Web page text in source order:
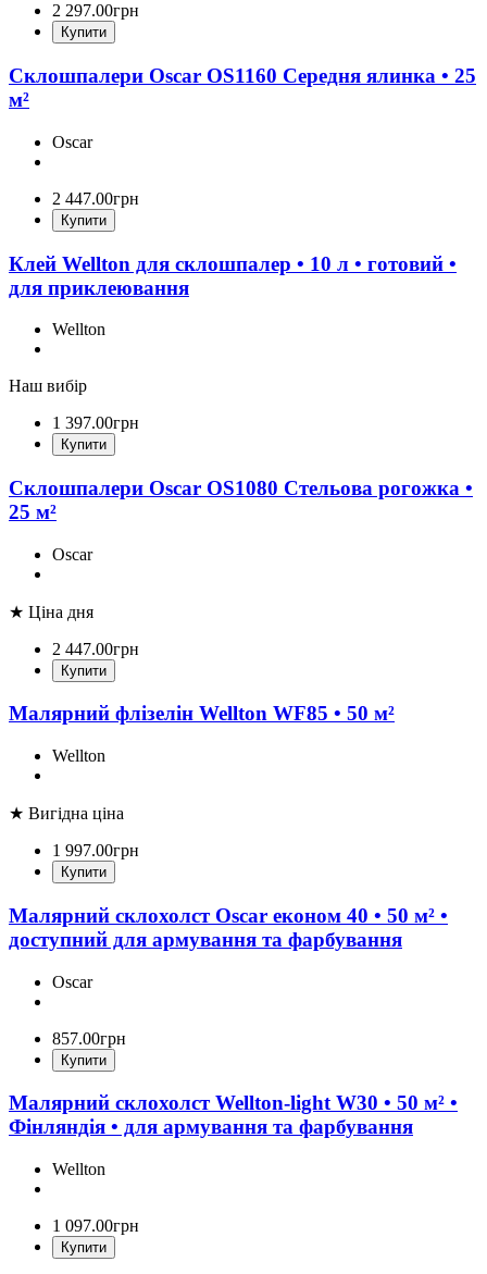
2 297.00грн
Купити
Склошпалери Oscar OS1160 Середня ялинка • 25
м²
Oscar
2 447.00грн
Купити
Клей Wellton для склошпалер • 10 л • готовий •
для приклеювання
Wellton
Наш вибір
1 397.00грн
Купити
Склошпалери Oscar OS1080 Стельова рогожка •
25 м²
Oscar
★ Ціна дня
2 447.00грн
Купити
Малярний флізелін Wellton WF85 • 50 м²
Wellton
★ Вигідна ціна
1 997.00грн
Купити
Малярний склохолст Oscar економ 40 • 50 м² •
доступний для армування та фарбування
Oscar
857.00грн
Купити
Малярний склохолст Wellton-light W30 • 50 м² •
Фінляндія • для армування та фарбування
Wellton
1 097.00грн
Купити